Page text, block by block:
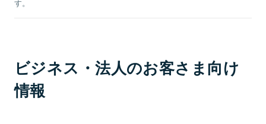
す。
ビジネス・法人のお客さま向け
情報